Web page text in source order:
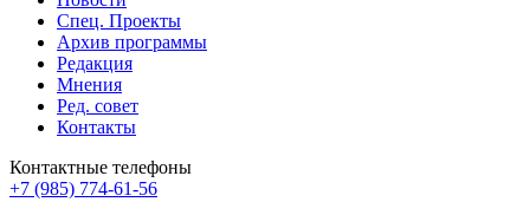
Спец. Проекты
Архив программы
Редакция
Мнения
Ред. совет
Контакты
Контактные телефоны
+7 (985) 774-61-56